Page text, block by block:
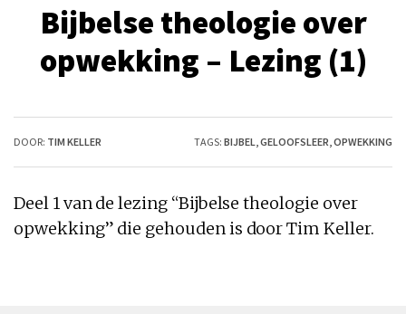
Bijbelse theologie over
opwekking – Lezing (1)
DOOR: TIM KELLER TAGS: BIJBEL GELOOFSLEER OPWEKKING
Deel 1 van de lezing “Bijbelse theologie over
opwekking” die gehouden is door Tim Keller.